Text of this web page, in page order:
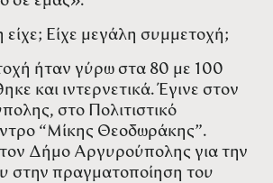
Είχε μεγάλη συμμετοχή;
ήταν γύρω στα 80 με 100
και ιντερνετικά. Έγινε στον
στο Πολιτιστικό
“Μίκης Θεοδωράκης”.
Δήμο Αργυρούπολης για την
στην πραγματοποίηση του